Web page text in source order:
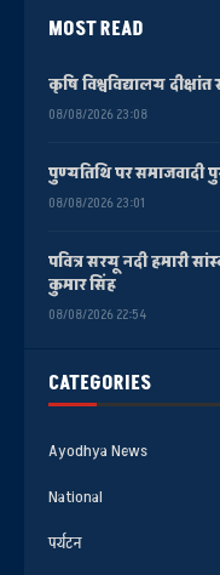
CATEGORIES
Ayodhya News
National
पर्यटन
MOST READ
कृषि विश्वविद्यालय
08/08/2026 23:08
पुण्यतिथि पर समाजवादी
08/08/2026 23:01
पवित्र सरयू नदी हमारी
कुमार सिंह
08/08/2026 22:54